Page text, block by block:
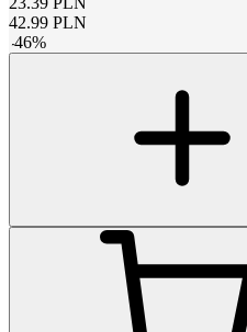
42.99 PLN
-46%